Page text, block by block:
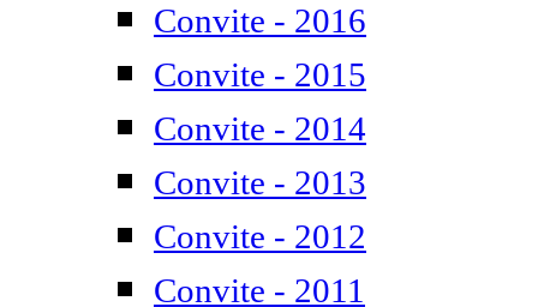
Convite - 2016
Convite - 2015
Convite - 2014
Convite - 2013
Convite - 2012
Convite - 2011